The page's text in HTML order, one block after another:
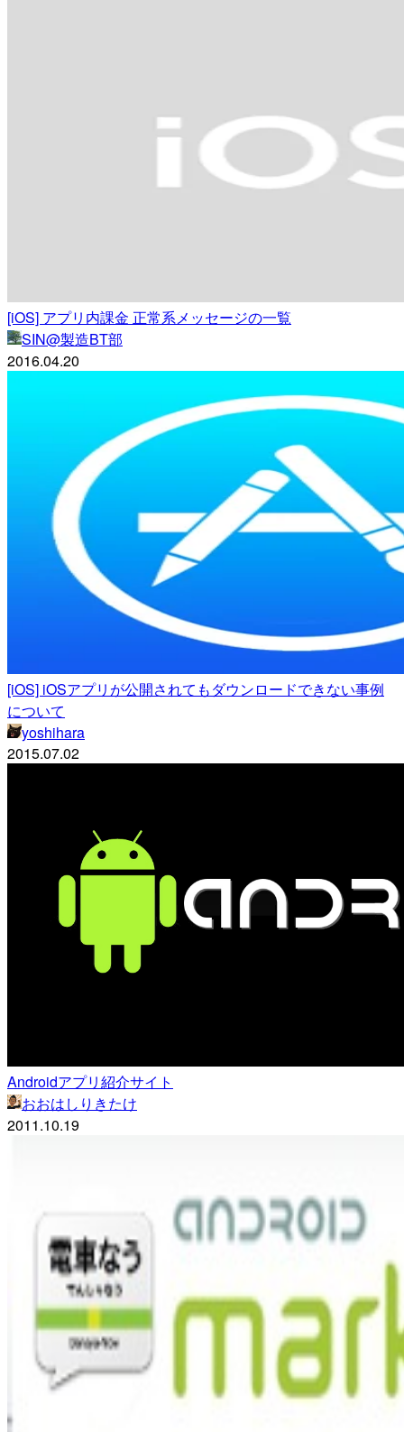
[iOS] アプリ内課金 正常系メッセージの一覧
SIN@製造BT部
2016.04.20
[iOS] iOSアプリが公開されてもダウンロードできない事例
について
yoshihara
2015.07.02
Androidアプリ紹介サイト
おおはしりきたけ
2011.10.19